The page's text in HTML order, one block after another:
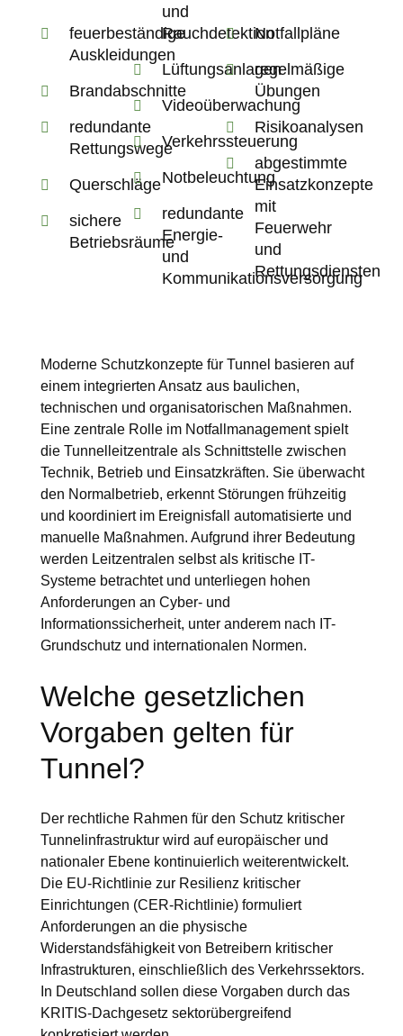
feuerbeständige
Auskleidungen
Brandabschnitte
redundante
Rettungswege
Querschläge
sichere
Betriebsräume
und
Rauchdetektion
Lüftungsanlagen
Videoüberwachung
Verkehrssteuerung
Notbeleuchtung
redundante
Energie-
und
Kommunikationsversorgung
Notfallpläne
regelmäßige
Übungen
Risikoanalysen
abgestimmte
Einsatzkonzepte
mit
Feuerwehr
und
Rettungsdiensten
Moderne Schutzkonzepte für Tunnel basieren auf
einem integrierten Ansatz aus baulichen,
technischen und organisatorischen Maßnahmen.
Eine zentrale Rolle im Notfallmanagement spielt
die Tunnelleitzentrale als Schnittstelle zwischen
Technik, Betrieb und Einsatzkräften. Sie überwacht
den Normalbetrieb, erkennt Störungen frühzeitig
und koordiniert im Ereignisfall automatisierte und
manuelle Maßnahmen. Aufgrund ihrer Bedeutung
werden Leitzentralen selbst als kritische IT-
Systeme betrachtet und unterliegen hohen
Anforderungen an Cyber- und
Informationssicherheit, unter anderem nach IT-
Grundschutz und internationalen Normen.
Welche gesetzlichen
Vorgaben gelten für
Tunnel?
Der rechtliche Rahmen für den Schutz kritischer
Tunnelinfrastruktur wird auf europäischer und
nationaler Ebene kontinuierlich weiterentwickelt.
Die EU-Richtlinie zur Resilienz kritischer
Einrichtungen (CER-Richtlinie) formuliert
Anforderungen an die physische
Widerstandsfähigkeit von Betreibern kritischer
Infrastrukturen, einschließlich des Verkehrssektors.
In Deutschland sollen diese Vorgaben durch das
KRITIS-Dachgesetz sektorübergreifend